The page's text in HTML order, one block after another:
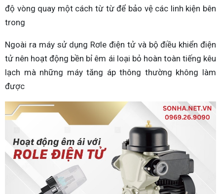
độ vòng quay một cách từ từ để bảo vệ các linh kiện bên
trong
Ngoài ra máy sử dụng Rơle điện tử và bộ điều khiển điện
tử nên hoạt động bền bỉ êm ái loại bỏ hoàn toàn tiếng kêu
lạch mà những máy tăng áp thông thường không làm
được